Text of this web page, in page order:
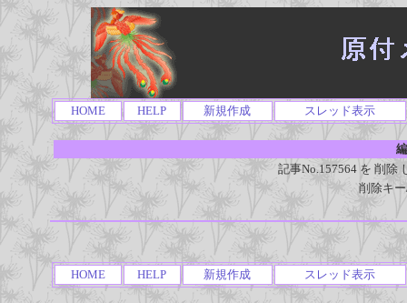
HOME HELP 新規作成 スレッド表示
記事No.157564 を 削除
削除キ
HOME HELP 新規作成 スレッド表示